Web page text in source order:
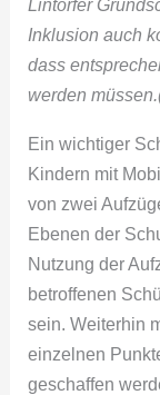
Lintorfer
Inklusion auch
dass
werden
Ein wichtiger
Kindern mit
von zwei
Ebenen der
Nutzung der
betroffenen
sein. Weiterhin
einzelnen
geschaffen